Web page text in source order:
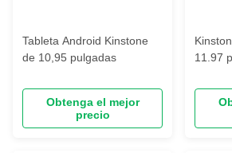
Tableta Android Kinstone
de 10,95 pulgadas
Obtenga el mejor
precio
11.97